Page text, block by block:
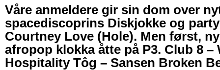
Våre anmeldere gir sin dom over
spacediscoprins Diskjokke og
Courtney Love (Hole). Men først,
afropop klokka åtte på P3. Club 8 –
Hospitality Tôg – Sansen Broken